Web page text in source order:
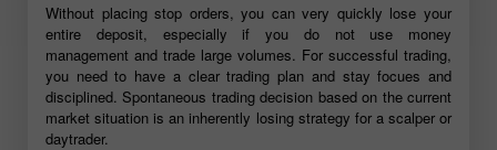
Without placing stop orders, you can very quickly lose your
entire deposit, especially if you do not use money
management and trade large volumes. For successful trading,
you need to have a clear trading plan and stay focues and
disciplined. Spontaneous trading decision based on the current
market situation is an inherently losing strategy for a scalper or
daytrader.